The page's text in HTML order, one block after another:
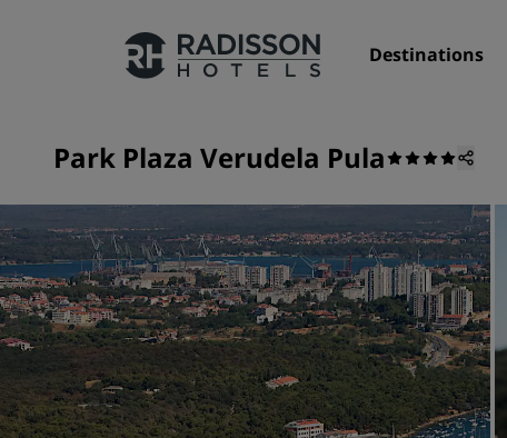
Destinations
Nos enseignes
Marques Radisson Hotels
Park Plaza Verudela Pula